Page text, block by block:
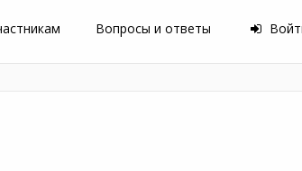
Вопросы и ответы